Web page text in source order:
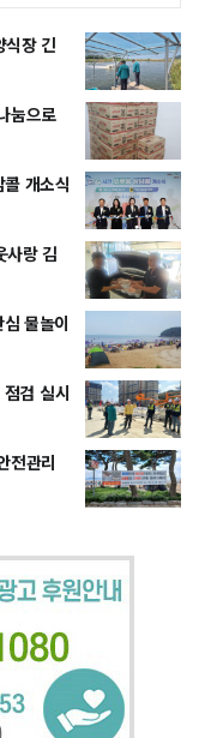
장 긴
눔으로
개소식
사랑 김
물놀이
검 실시
전관리